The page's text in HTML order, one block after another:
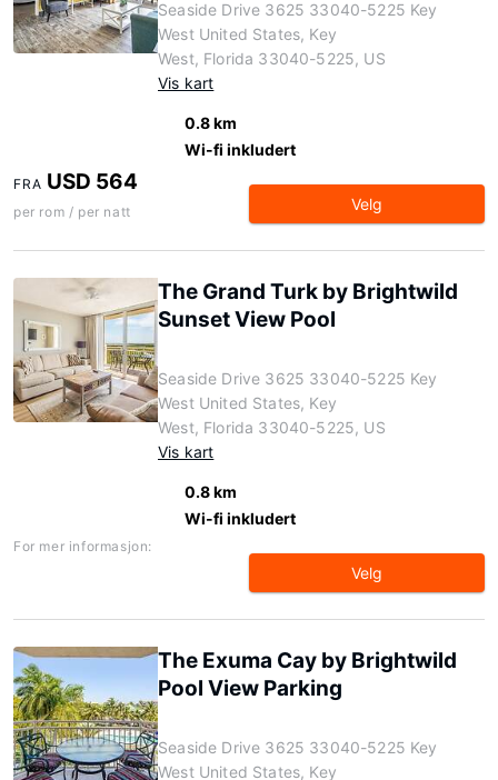
Seaside Drive 3625 33040-5225 Key
West United States, Key
West, Florida 33040-5225, US
Vis kart
0.8 km
Wi-fi inkludert
FRA USD 564
per rom / per natt Velg
The Grand Turk by Brightwild
Sunset View Pool
Seaside Drive 3625 33040-5225 Key
West United States, Key
West, Florida 33040-5225, US
Vis kart
0.8 km
Wi-fi inkludert
For mer informasjon:
Velg
The Exuma Cay by Brightwild
Pool View Parking
Seaside Drive 3625 33040-5225 Key
West United States, Key